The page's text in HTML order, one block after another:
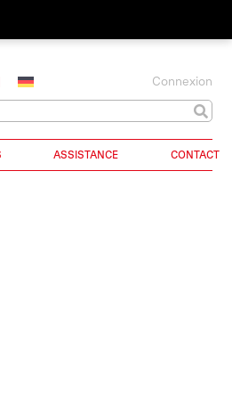
Connexion
ASSISTANCE CONTACT